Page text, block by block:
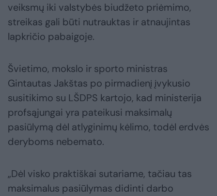
veiksmų iki valstybės biudžeto priėmimo,
streikas gali būti nutrauktas ir atnaujintas
lapkričio pabaigoje.
Švietimo, mokslo ir sporto ministras
Gintautas Jakštas po pirmadienį įvykusio
susitikimo su LŠDPS kartojo, kad ministerija
profsąjungai yra pateikusi maksimalų
pasiūlymą dėl atlyginimų kėlimo, todėl erdvės
deryboms nebemato.
„Dėl visko praktiškai sutariame, tačiau tas
maksimalus pasiūlymas didinti darbo